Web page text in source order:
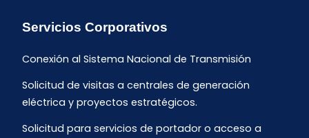
Servicios Corporativos
Conexión al Sistema Nacional de Transmisión
Solicitud de visitas a centrales de generación
eléctrica y proyectos estratégicos.
Solicitud para servicios de portador o acceso a